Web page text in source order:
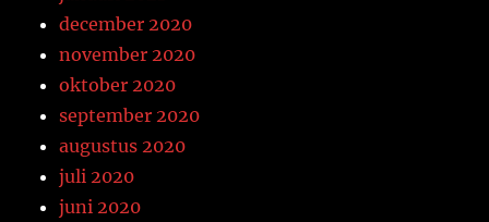
december 2020
november 2020
oktober 2020
september 2020
augustus 2020
juli 2020
juni 2020